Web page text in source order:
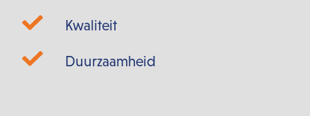
Kwaliteit
Duurzaamheid